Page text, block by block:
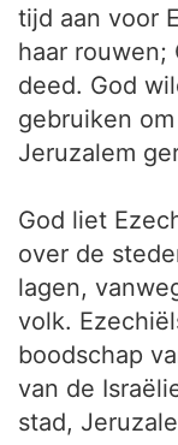
tijd aan voor
haar
deed. God
gebruiken
Jeruzalem
God liet
over de
lagen,
volk.
boodschap
van de
stad,